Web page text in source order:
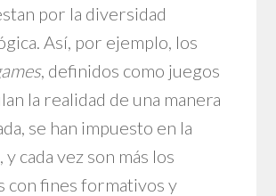
por la diversidad
Así, por ejemplo, los
, definidos como juegos
la realidad de una manera
se han impuesto en la
y cada vez son más los
con fines formativos y